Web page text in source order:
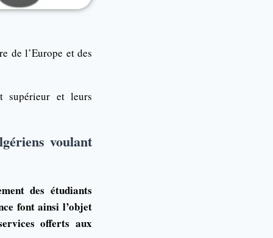
de l’Europe et des
supérieur et leurs
voulant
des étudiants
font ainsi l’objet
offerts aux